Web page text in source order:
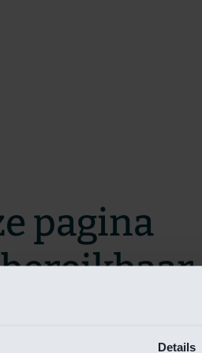
Details
pagina
zo snel mogelijk te verhelpen.